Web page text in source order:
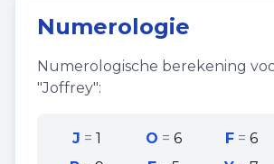
Numerologie
Numerologische berekening
"Joffrey":
J = 1 O =6 F= 6